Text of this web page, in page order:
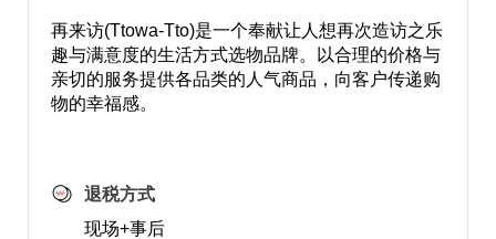
再来访(Ttowa-Tto)是一个奉献让人想再次造访之乐
趣与满意度的生活方式选物品牌。以合理的价格与
亲切的服务提供各品类的人气商品，向客户传递购
物的幸福感。
退税方式
现场+事后